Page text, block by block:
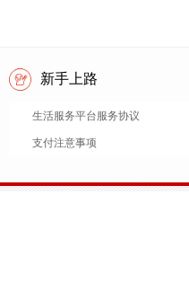
新手上路
生活服务平台服务协议
支付注意事项